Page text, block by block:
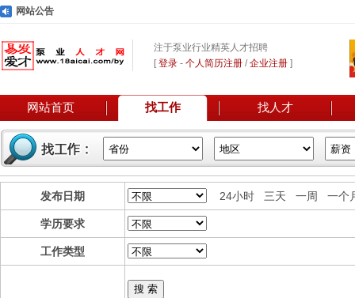
网站公告
注于泵业行业精英人才招聘
[登录 - 个人简历注册 /企业注册 ]
网站首页 找工作 找人才
发布日期 24小时 三天 一周 一个
学历要求
工作类型
搜 索